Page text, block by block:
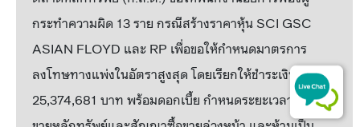
กระทำความผิด 13 ราย กรณีสร้างราคาหุ้น SCI GSC
ASIAN FLOYD และ RP เพื่อขอให้กำหนดมาตรการ
ลงโทษทางแพ่งในอัตราสูงสุด โดยเรียกให้ชำระเงินรวม
25,374,681 บาท พร้อมดอกเบี้ย กำหนดระยะเวลาห้ามซื้อ